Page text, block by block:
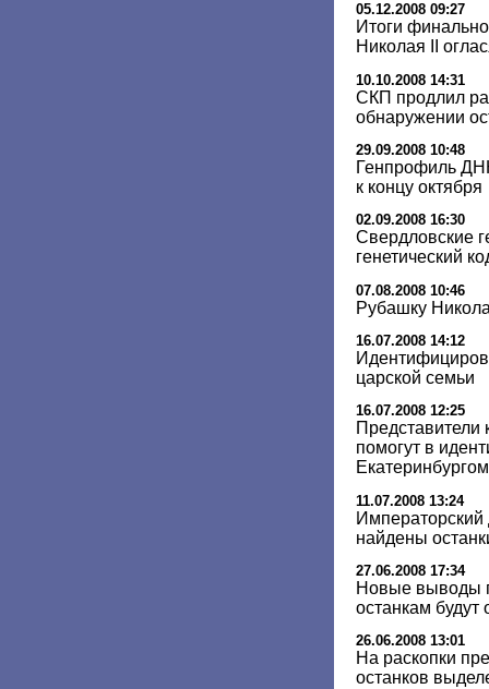
05.12.2008 09:27
Итоги
Николая II
10.10.2008 14:31
СКП продлил
обнаружении
29.09.2008 10:48
Генпрофиль
к концу октября
02.09.2008 16:30
Свердловские
генетический
07.08.2008 10:46
Рубашку
16.07.2008 14:12
царской семьи
16.07.2008 12:25
помогут в
11.07.2008 13:24
Императорский
найдены
27.06.2008 17:34
Новые выводы
останкам
26.06.2008 13:01
На раскопки
останков